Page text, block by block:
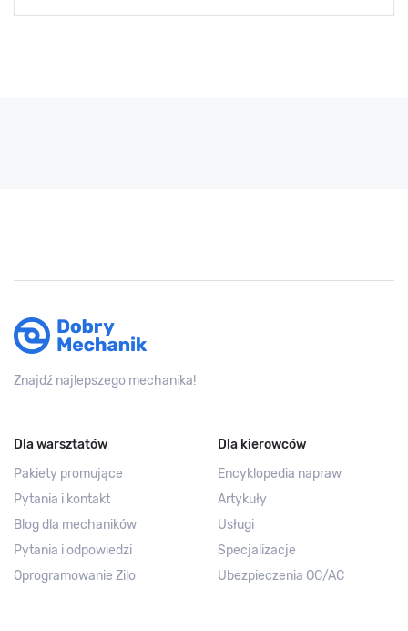
Znajdź najlepszego mechanika!
Dla warsztatów
Pakiety promujące
Pytania i kontakt
Blog dla mechaników
Pytania i odpowiedzi
Oprogramowanie Zilo
Dla kierowców
Encyklopedia napraw
Artykuły
Usługi
Specjalizacje
Ubezpieczenia OC/AC